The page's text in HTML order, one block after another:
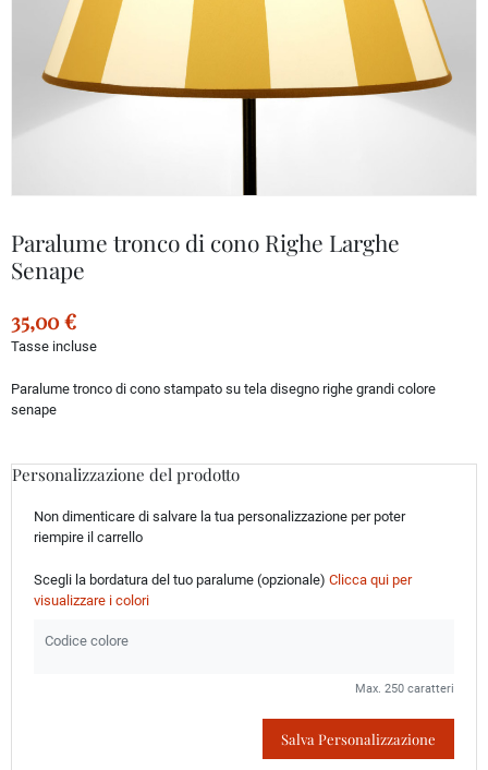
Paralume tronco di cono Righe Larghe
Senape
35,00 €
Tasse incluse
Paralume tronco di cono stampato su tela disegno righe grandi colore
senape
Personalizzazione del prodotto
Non dimenticare di salvare la tua personalizzazione per poter
riempire il carrello
Scegli la bordatura del tuo paralume (opzionale) Clicca qui per
visualizzare i colori
Max. 250 caratteri
Salva Personalizzazione